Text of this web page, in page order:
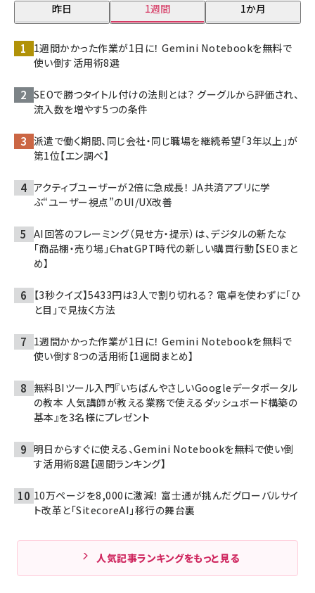
昨日 1週間 1か月
1週間かかった作業が1日に！ Gemini Notebookを無料で
使い倒す活用術8選
SEOで勝つタイトル付けの法則とは？ グーグルから評価され、
流入数を増やす5つの条件
派遣で働く期間、同じ会社・同じ職場を継続希望「3年以上」が
第1位【エン調べ】
アクティブユーザーが2倍に急成長！ JA共済アプリに学
ぶ“ユーザー視点”のUI/UX改善
AI回答のフレーミング（見せ方・提示）は、デジタルの新たな
「商品棚・売り場」――ChatGPT時代の新しい購買行動【SEOまと
め】
【3秒クイズ】5433円は3人で割り切れる？ 電卓を使わずに「ひ
と目」で見抜く方法
1週間かかった作業が1日に！ Gemini Notebookを無料で
使い倒す8つの活用術【1週間まとめ】
無料BIツール入門『いちばんやさしいGoogleデータポータル
の教本 人気講師が教える業務で使えるダッシュボード構築の
基本』を3名様にプレゼント
明日からすぐに使える、Gemini Notebookを無料で使い倒
す活用術8選【週間ランキング】
10万ページを8,000に激減！ 富士通が挑んだグローバルサイ
ト改革と「SitecoreAI」移行の舞台裏
人気記事ランキングをもっと見る